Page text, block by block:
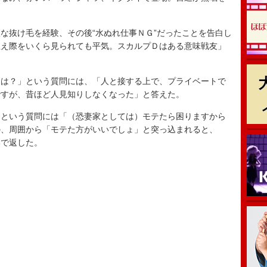
け毛を経験、その後“水ぬれ仕事ＮＧ”だったことを告白し
際をいくら見られても平気。スカルプＤはある意味戦友」
」という質問には、「人と接する上で、プライベートで
が、昔ほど人見知りしなくなった」と答えた。
う質問には「（恐妻家としては）モテたら困りますから
囲から「モテた方がいいでしょ」と突っ込まれると、
返した。